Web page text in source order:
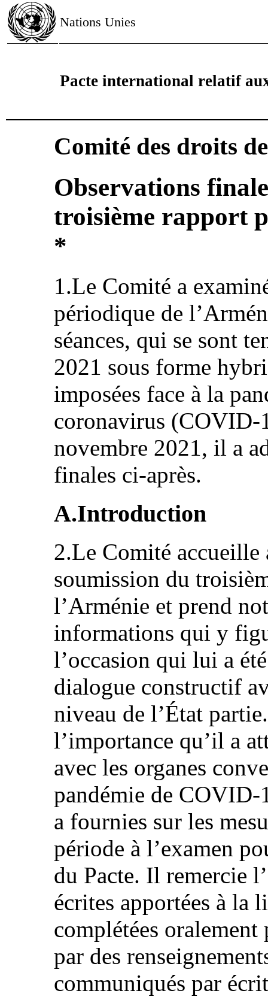
Nations Unies
Pacte international relatif
Comité des droits
Observations
troisième rapport
*
1.Le Comité a
périodique de
séances, qui se sont
2021 sous forme
imposées face à la
coronavirus (COVID-
novembre 2021, il a
finales ci‑après.
A.Introduction
2.Le Comité accueille
soumission du
l’Arménie et prend
informations qui y
l’occasion qui lui a
dialogue constructif
niveau de l’État
l’importance qu’il a
avec les organes
pandémie de
a fournies sur les
période à l’examen
du Pacte. Il remercie
écrites apportées à la
complétées
par des
communiqués par